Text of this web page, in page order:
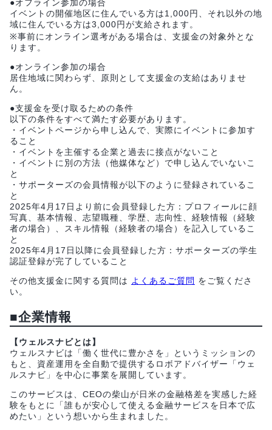
●オフライン参加の場合
イベントの開催地区に住んでいる方は1,000円、それ以外の地
域に住んでいる方は3,000円が支給されます。
※事前にオンライン選考がある場合は、支援金の対象外とな
ります。
●オンライン参加の場合
居住地域に関わらず、原則として支援金の支給はありませ
ん。
●支援金を受け取るための条件
以下の条件をすべて満たす必要があります。
・イベントページから申し込んで、実際にイベントに参加す
ること
・イベントを主催する企業と過去に接点がないこと
・イベントに別の方法（他媒体など）で申し込んでいないこ
と
・サポーターズの会員情報が以下のように登録されているこ
と
2025年4月17日より前に会員登録した方：プロフィールに顔
写真、基本情報、志望職種、学歴、志向性、経験情報（経験
者の場合）、スキル情報（経験者の場合）を記入しているこ
と
2025年4月17日以降に会員登録した方：サポーターズの学生
認証登録が完了していること
その他支援金に関する質問は よくあるご質問 をご覧くださ
い。
■企業情報
【ウェルスナビとは】
ウェルスナビは「働く世代に豊かさを」というミッションの
もと、資産運用を全自動で提供するロボアドバイザー「ウェ
ルスナビ」を中心に事業を展開しています。
このサービスは、CEOの柴山が日米の金融格差を実感した経
験をもとに「誰もが安心して使える金融サービスを日本で広
めたい」という想いから生まれました。